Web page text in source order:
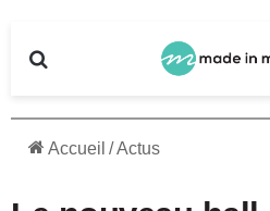
Accueil /Actus